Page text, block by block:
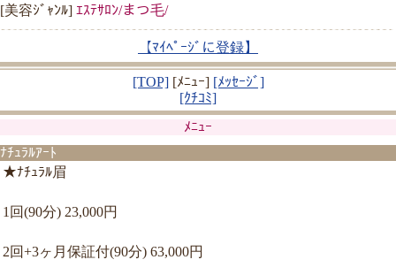
[美容ｼﾞｬﾝﾙ] ｴｽﾃｻﾛﾝ/まつ毛/
【ﾏｲﾍﾟｰｼﾞに登録】
[TOP][ﾒﾆｭｰ] [ﾒｯｾｰｼﾞ]
[ｸﾁｺﾐ]
ﾒﾆｭｰ
ﾅﾁｭﾗﾙｱｰﾄ
★ﾅﾁｭﾗﾙ眉
1回(90分) 23,000円
2回+3ヶ月保証付(90分) 63,000円